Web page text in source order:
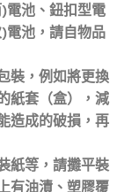
電池、鈕扣型電
電池，請自物品
裝，例如將更換
紙套（盒），減
造成的破損，再
紙等，請攤平裝
有油漬、塑膠覆